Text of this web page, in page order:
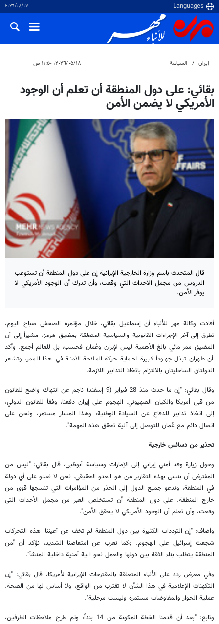
٠٧‏/٠٨‏/٢٠٢٦
إيران السياسة ١٨‏/٠٥‏/٢٠٢٦، ١١:٥٠ ص
بقائي: على دول المنطقة أن تعلم أن الوجود
الأمريكي لا يضمن الأمن
قال المتحدث باسم وزارة الخارجية الإيرانية إن على دول المنطقة أن تستوعب
الدروس من مجمل الأحداث التي وقعت، وأن تدرك أن الوجود الأمريكي لا
يوفر الأمن.
أفادت وكالة مهر للأنباء أن إسماعيل بقائي، خلال مؤتمره الصحفي صباح اليوم،
تطرق إلى آخر الإجراءات القانونية والسياسية المتعلقة بمضيق هرمز، مشيراً إلى أن
المضيق ممر مائي بالغ الأهمية ليس لإيران وعُمان فحسب، بل للعالم أجمع. وأكد
أن طهران تبذل جهوداً كبيرة لحماية حركة الملاحة الآمنة في هذا الممر، وتشعر
الدولتان الساحليتان بالالتزام باتخاذ التدابير اللازمة.
وقال بقائي: "إن ما حدث منذ 28 فبراير (9 إسفند) ناجم عن انتهاك واضح للقانون
من قبل أمريكا والكيان الصهيوني. الهجوم على إيران دفعنا، وفقاً للقانون الدولي،
إلى اتخاذ تدابير للدفاع عن السيادة الوطنية، وهذا المسار مستمر، ونحن على
اتصال دائم مع عُمان للتوصل إلى آلية تحقق هذه المهمة".
تحذير من دسائس خارجية
وحول زيارة وفد أمني إيراني إلى الإمارات وسياسة أبوظبي، قال بقائي: "ليس من
المفترض أن ننسى بهذه التقارير من هو العدو الحقيقي. نحن لا نعدو على أي دولة
في المنطقة، وندعو جميع الدول إلى الحذر من المؤامرات التي تنسجها قوى من
خارج المنطقة. على دول المنطقة أن تستخلص العبر من مجمل الأحداث التي
وقعت، وأن تعلم أن الوجود الأمريكي لا يحقق الأمن".
وأضاف: "إن الترددات الكثيرة بين دول المنطقة لم تخف عن أعيننا. هذه التحركات
شجعت إسرائيل على الهجوم. وكما نعرب عن امتعاضنا الشديد، نؤكد أن أمن
المنطقة يتطلب بناء الثقة بين دولها والعمل نحو آلية أمنية داخلية المنشأ".
وفي معرض رده على الأنباء المتعلقة بالمقترحات الإيرانية لأمريكا، قال بقائي: "إن
التكهنات الإعلامية في هذا الشأن لا تقترب من الواقع، ولا أساس لها من الصحة.
عملية الحوار والمفاوضات مستمرة وليست مرحلية".
وتابع: "بعد أن قدمنا الخطة المكونة من 14 بنداً، وتم طرح ملاحظات الطرفين،